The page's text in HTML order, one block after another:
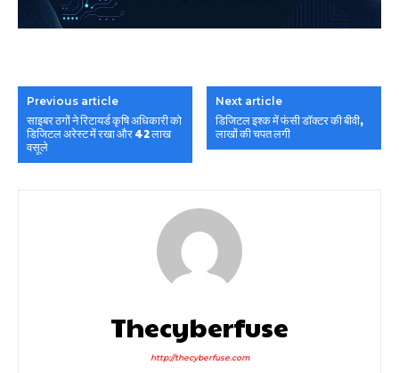
Previous article
साइबर ठगों ने रिटायर्ड कृषि अधिकारी को
डिजिटल अरेस्ट में रखा और 42 लाख
वसूले
Next article
डिजिटल इश्क में फंसी डॉक्टर की बीवी,
लाखों की चपत लगी
Thecyberfuse
http://thecyberfuse.com